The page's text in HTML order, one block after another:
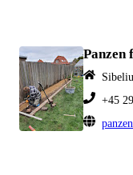
Panzen
+45